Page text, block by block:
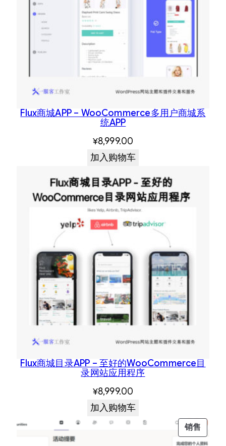
Flux商城APP – WooCommerce多用户商城系
统APP
¥8,999.00
加入购物车
Flux商城目录APP – 至好的WooCommerce目
录网站应用程序
¥8,999.00
加入购物车
销售 促
销